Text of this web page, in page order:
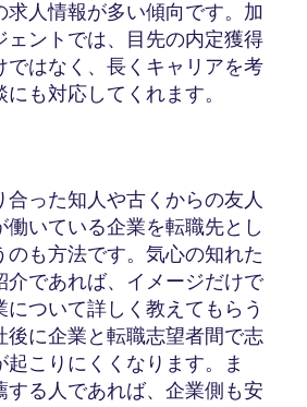
求人情報が多い傾向です。加
ェントでは、目先の内定獲得
ではなく、長くキャリアを考
も対応してくれます。
った知人や古くからの友人
働いている企業を転職先とし
のも方法です。気心の知れた
介であれば、イメージだけで
について詳しく教えてもらう
後に企業と転職志望者間で志
起こりにくくなります。ま
する人であれば、企業側も安